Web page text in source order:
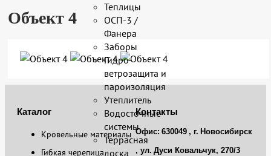
Теплицы
ОСП-3 /
Фанера
Заборы
Гидро-
ветрозащита и
пароизоляция
Утеплитель
Водосточные
системы
Террасная
доска
Объект 4
Каталог
Кровельные материалы
Гибкая черепица
Контакты
Офис: 630049 , г. Новосибирск
, ул. Дуси Ковальчук, 270/3